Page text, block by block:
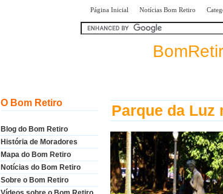
Página Inicial Notícias Bom Retiro
O Bom Retiro
Blog do Bom Retiro
História de Moradores
Mapa do Bom Retiro
Notícias do Bom Retiro
Sobre o Bom Retiro
Parque da Luz